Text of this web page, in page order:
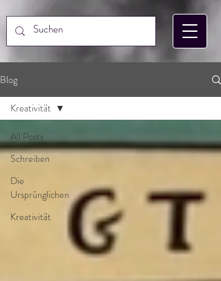
Blog
All Posts
Schreiben
Die
Ursprünglichen
Kreativität
Kreativität